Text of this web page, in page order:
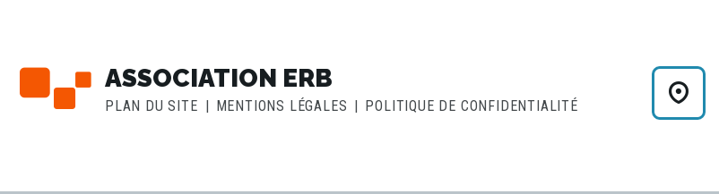
ASSOCIATION ERB
PLAN DU SITE MENTIONS LÉGALES POLITIQUE DE CONFIDENTIALITÉ